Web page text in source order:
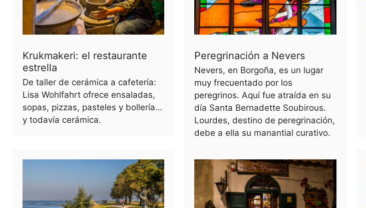
Krukmakeri: el restaurante
estrella
De taller de cerámica a cafetería:
Lisa Wohlfahrt ofrece ensaladas,
sopas, pizzas, pasteles y bollería…
y todavía cerámica.
Peregrinación a Nevers
Nevers, en Borgoña, es un lugar
muy frecuentado por los
peregrinos. Aquí fue atraída en su
día Santa Bernadette Soubirous.
Lourdes, destino de peregrinación,
debe a ella su manantial curativo.